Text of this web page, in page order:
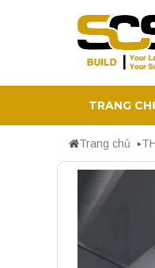
TRANG
Trang chủ